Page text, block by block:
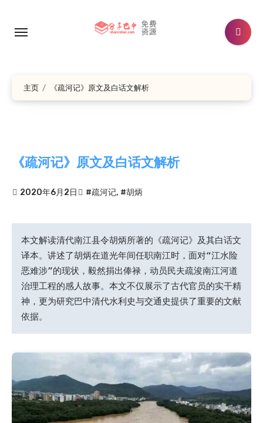
主页 《疏河记》原文及白话文解析
《疏河记》原文及白话文解析
2020年6月2日 #疏河记, #胡炳
本文解读清代南江县令胡炳所著的《疏河记》及其白话文
译本。讲述了胡炳在道光年间任职南江时，面对“江水险
恶难涉”的现状，毅然捐出俸禄，动员民夫疏浚南江河道
治理工程的感人故事。本文不仅展示了古代官员的实干精
神，更为研究巴中清代水利史与交通史提供了重要的文献
依据。